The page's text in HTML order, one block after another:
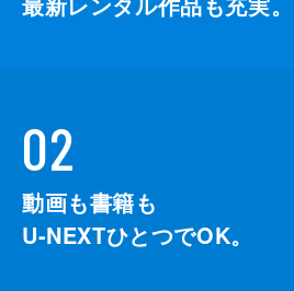
02
動画も書籍も
U-NEXTひとつでOK。